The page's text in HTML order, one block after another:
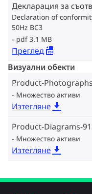
Декларация за
Declaration of
50Hz BC3
pdf 3.1 MB
Преглед
Визуални обекти
Product-
Множество активи
Изтегляне
Product-Diagrams-
Множество активи
Изтегляне